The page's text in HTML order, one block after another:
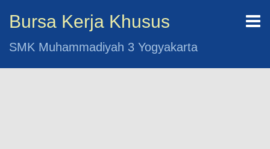
Bursa Kerja Khusus
SMK Muhammadiyah 3 Yogyakarta